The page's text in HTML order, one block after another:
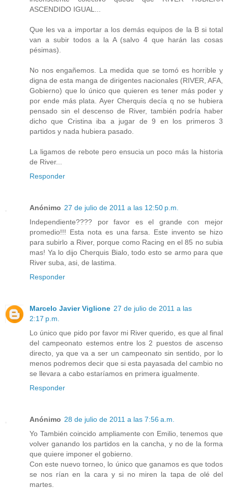
ASCENDIDO IGUAL...
Que les va a importar a los demás equipos de la B si total
van a subir todos a la A (salvo 4 que harán las cosas
pésimas).
No nos engañemos. La medida que se tomó es horrible y
digna de esta manga de dirigentes nacionales (RIVER, AFA,
Gobierno) que lo único que quieren es tener más poder y
por ende más plata. Ayer Cherquis decía q no se hubiera
pensado sin el descenso de River, también podría haber
dicho que Cristina iba a jugar de 9 en los primeros 3
partidos y nada hubiera pasado.
La ligamos de rebote pero ensucia un poco más la historia
de River...
Responder
Anónimo 27 de julio de 2011 a las 12:50 p.m.
Independiente???? por favor es el grande con mejor
promedio!!! Esta nota es una farsa. Este invento se hizo
para subirlo a River, porque como Racing en el 85 no subia
mas! Ya lo dijo Cherquis Bialo, todo esto se armo para que
River suba, asi, de lastima.
Responder
Marcelo Javier Viglione 27 de julio de 2011 a las
2:17 p.m.
Lo único que pido por favor mi River querido, es que al final
del campeonato estemos entre los 2 puestos de ascenso
directo, ya que va a ser un campeonato sin sentido, por lo
menos podremos decir que si esta payasada del cambio no
se llevara a cabo estaríamos en primera igualmente.
Responder
Anónimo 28 de julio de 2011 a las 7:56 a.m.
Yo También coincido ampliamente con Emilio, tenemos que
volver ganando los partidos en la cancha, y no de la forma
que quiere imponer el gobierno.
Con este nuevo torneo, lo único que ganamos es que todos
se nos rían en la cara y si no miren la tapa de olé del
martes.